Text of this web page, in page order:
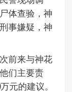
体查验，神
事嫌疑，神
前来与神花
们主要责
元的建议。